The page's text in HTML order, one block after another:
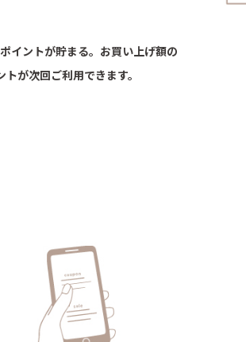
イントが貯まる。お買い上げ額の
トが次回ご利用できます。